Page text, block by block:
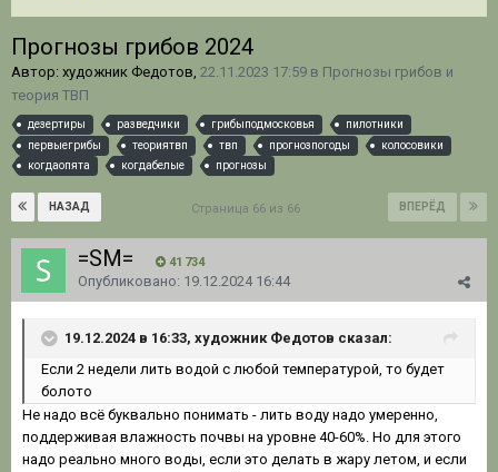
Прогнозы грибов 2024
Автор: художник Федотов, 22.11.2023 17:59 в Прогнозы грибов и
теория ТВП
дезертиры разведчики грибыподмосковья
пилотники
первыегрибы
теориятвп твп прогнозпогоды
колосовики
когдаопята
когдабелые прогнозы
НАЗАД ВПЕРЁД
Страница 66 из 66
=SM= 41 734
Опубликовано: 19.12.2024 16:44
19.12.2024 в 16:33, художник Федотов сказал:
Если 2 недели лить водой с любой температурой, то будет
болото
Не надо всё буквально понимать - лить воду надо умеренно,
поддерживая влажность почвы на уровне 40-60%. Но для этого
надо реально много воды, если это делать в жару летом, и если